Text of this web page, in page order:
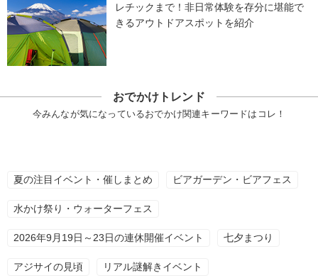
レチックまで！非日常体験を存分に堪能で
きるアウトドアスポットを紹介
おでかけトレンド
今みんなが気になっているおでかけ関連キーワードはコレ！
夏の注目イベント・催しまとめ ビアガーデン・ビアフェス
水かけ祭り・ウォーターフェス
2026年9月19日～23日の連休開催イベント 七夕まつり
アジサイの見頃 リアル謎解きイベント